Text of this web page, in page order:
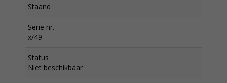
Staand
Serie nr.
x/49
Status
Niet beschikbaar